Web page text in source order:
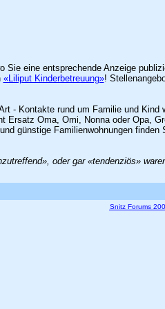
eine entsprechende Anzeige
«Liliput Kinderbetreuung»!
- Kontakte rund um Familie und Kind
Ersatz Oma, Omi, Nonna oder Opa,
günstige Familienwohnungen finden
oder gar «tendenziös»
Snitz Forums